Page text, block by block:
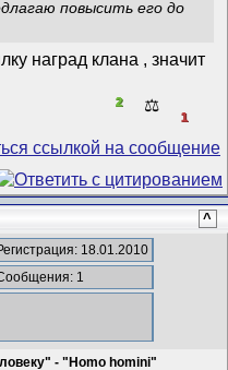
повысить его до
наград клана , значит
2 ⚖️
1
^
18.01.2010
1
- "Homo homini"